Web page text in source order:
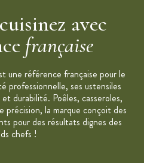
avec
française
une référence française pour le
professionnelle, ses ustensiles
durabilité. Poêles, casseroles,
précision, la marque conçoit des
pour des résultats dignes des
chefs !